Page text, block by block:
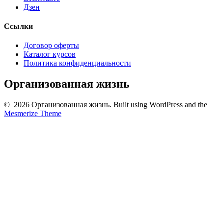
Дзен
Ссылки
Договор оферты
Каталог курсов
Политика конфиденциальности
Организованная жизнь
© 2026 Организованная жизнь. Built using WordPress and the
Mesmerize Theme